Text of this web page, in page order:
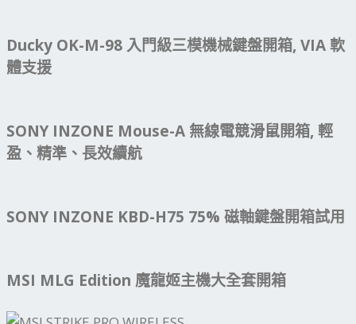
Ducky OK-M-98 入門級三模機械鍵盤開箱, VIA 軟
體支援
SONY INZONE Mouse-A 無線電競滑鼠開箱, 輕
盈、精準、長效續航
SONY INZONE KBD-H75 75% 磁軸鍵盤開箱試用
MSI MLG Edition 魔龍姬主機大全套開箱